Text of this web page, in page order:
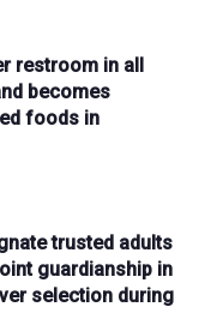
restroom in all
becomes
foods in
trusted adults
guardianship in
selection during